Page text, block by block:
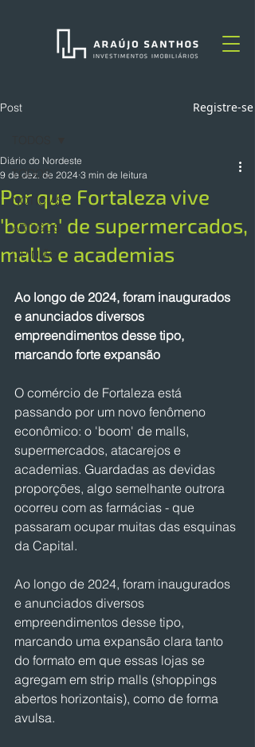
Post Registre-se
TODOS
NOTÍCIAS
ARTIGOS
OPINIÃO
Por que Fortaleza vive
'boom' de supermercados,
malls e academias
Diário do Nordeste
9 de dez. de 2024 3 min de leitura
Ao longo de 2024, foram inaugurados
e anunciados diversos
empreendimentos desse tipo,
marcando forte expansão
O comércio de Fortaleza está
passando por um novo fenômeno
econômico: o 'boom' de malls,
supermercados, atacarejos e
academias. Guardadas as devidas
proporções, algo semelhante outrora
ocorreu com as farmácias - que
passaram ocupar muitas das esquinas
da Capital.
Ao longo de 2024, foram inaugurados
e anunciados diversos
empreendimentos desse tipo,
marcando uma expansão clara tanto
do formato em que essas lojas se
agregam em strip malls (shoppings
abertos horizontais), como de forma
avulsa.